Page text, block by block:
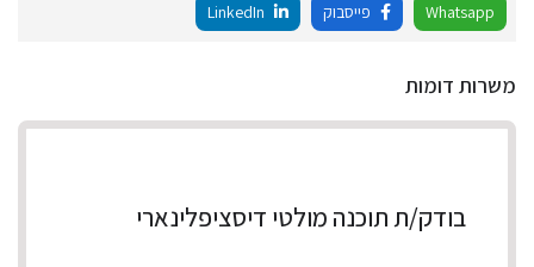
Whatsapp פייסבוק
משרות דומות
בודק/ת תוכנה מולטי דיסציפלינארי